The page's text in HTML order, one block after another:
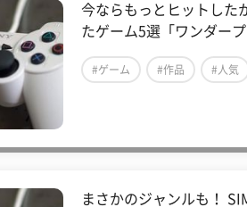
今ならもっとヒットした
たゲーム5選「ワンダープ
#ゲーム #作品 #人気
まさかのジャンルも！